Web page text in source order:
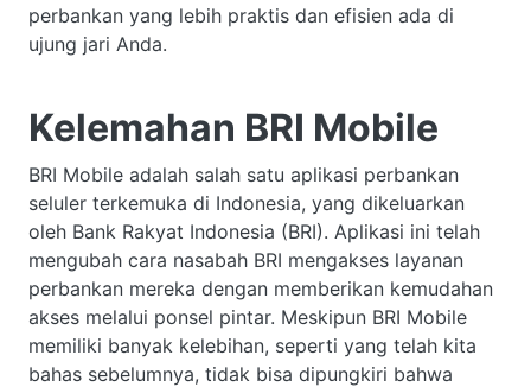
perbankan yang lebih praktis dan efisien ada di
ujung jari Anda.
Kelemahan BRI Mobile
BRI Mobile adalah salah satu aplikasi perbankan
seluler terkemuka di Indonesia, yang dikeluarkan
oleh Bank Rakyat Indonesia (BRI). Aplikasi ini telah
mengubah cara nasabah BRI mengakses layanan
perbankan mereka dengan memberikan kemudahan
akses melalui ponsel pintar. Meskipun BRI Mobile
memiliki banyak kelebihan, seperti yang telah kita
bahas sebelumnya, tidak bisa dipungkiri bahwa